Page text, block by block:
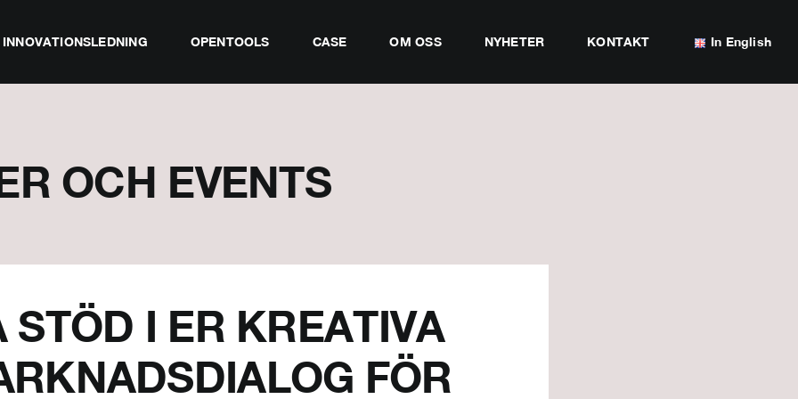
INNOVATIONSLEDNING OPENTOOLS CASE OM OSS NYHETER KONTAKT In English
OCH EVENTS
STÖD I ER KREATIVA
FÖR